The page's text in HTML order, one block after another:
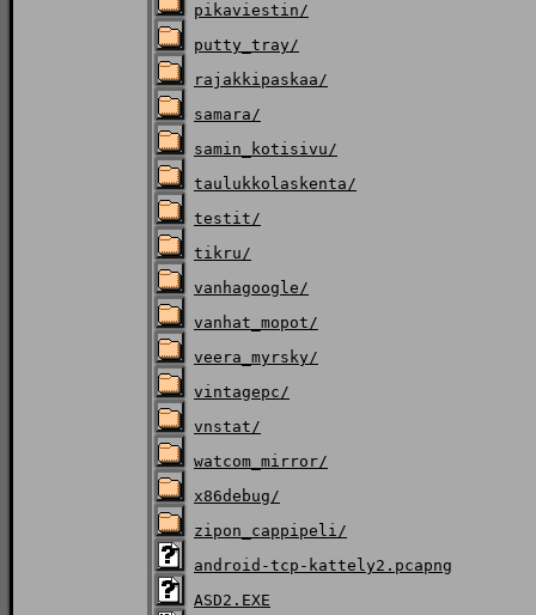
pikaviestin/
putty_tray/
rajakkipaskaa/
samara/
samin_kotisivu/
taulukkolaskenta/
testit/
tikru/
vanhagoogle/
vanhat_mopot/
veera_myrsky/
vintagepc/
vnstat/
watcom_mirror/
x86debug/
zipon_cappipeli/
android-tcp-kattely2.pcapng
ASD2.EXE